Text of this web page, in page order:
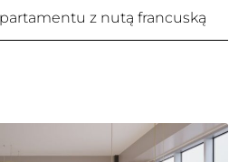
z nutą francuską